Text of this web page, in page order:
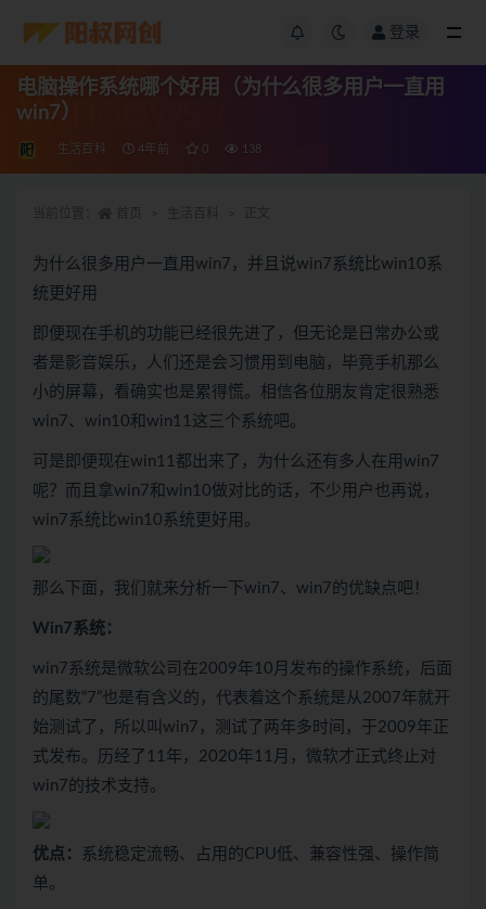
登录
电脑操作系统哪个好用（为什么很多用户一直用
win7）
生活百科 4年前 0 138
为什么很多用户一直用win7，并且说win7系统比win10系
统更好用
即便现在手机的功能已经很先进了，但无论是日常办公或
者是影音娱乐，人们还是会习惯用到电脑，毕竟手机那么
小的屏幕，看确实也是累得慌。相信各位朋友肯定很熟悉
win7、win10和win11这三个系统吧。
可是即便现在win11都出来了，为什么还有多人在用win7
呢？而且拿win7和win10做对比的话，不少用户也再说，
win7系统比win10系统更好用。
那么下面，我们就来分析一下win7、win7的优缺点吧！
Win7 系统：
win7系统是微软公司在2009年10月发布的操作系统，后面
的尾数“7”也是有含义的，代表着这个系统是从2007年就开
始测试了，所以叫win7，测试了两年多时间，于2009年正
式发布。历经了11年，2020年11月，微软才正式终止对
win7的技术支持。
优点：
系统稳定流畅、占用的CPU低、兼容性强、操作简
单。